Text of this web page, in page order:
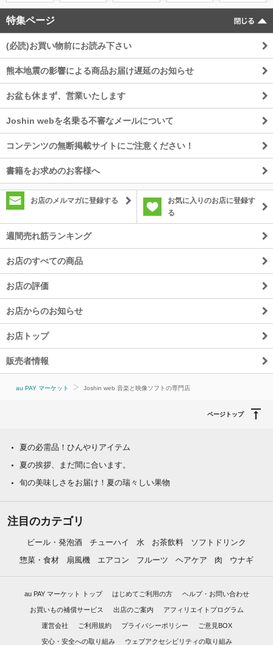
特集ページ
(必読)お買い物前にお読み下さい
熊本地震の影響による商品お届け遅延のお知らせ
お盆も休まず、営業いたします
Joshin webを名乗る不審なメールについて
コンテンツの無断掲載サイトにご注意ください！
書籍をお求めのお客様へ
お店のメルマガに登録する
お気に入りのお店に登録す
る
週間売れ筋ランキング
お店のすべての商品
お店の評価
お店からのお知らせ
お店トップ
販売者情報
au PAY マーケット Joshin web 音楽と映像ソフトの専門店
ページトップ
夏の必需品！ひんやりアイテム
夏の挨拶、まだ間に合います。
旬の美味しさをお届け！夏の瑞々しい果物
注目のカテゴリ
ビール・発泡酒 チューハイ 水 お茶飲料
ソフトドリンク
惣菜・食材
扇風機 エアコン フルーツ ヘアケア 肉 ウナギ
au PAY マーケット トップ はじめてご利用の方 ヘルプ・お問い合わせ
お買いもの補償サービス 出店のご案内 アフィリエイトプログラム
運営会社 ご利用規約 プライバシーポリシー ご意見BOX
安心・安全への取り組み ウェブアクセシビリティの取り組み